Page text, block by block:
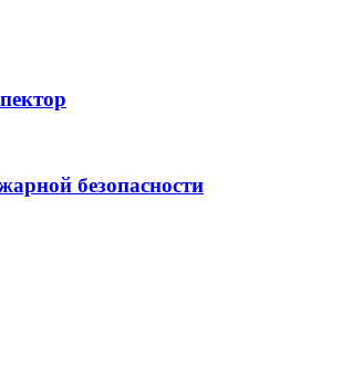
безопасности